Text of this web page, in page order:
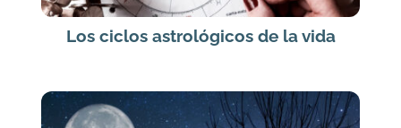
Los ciclos astrológicos de la vida